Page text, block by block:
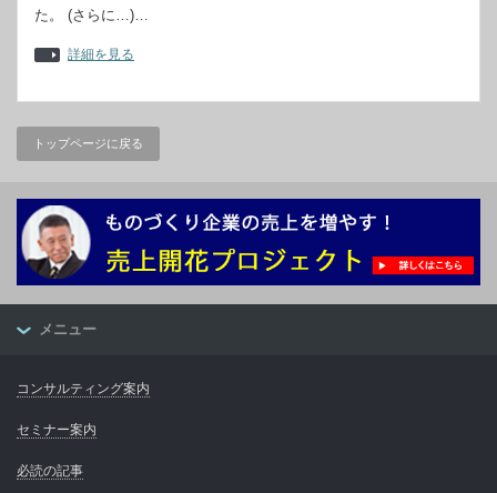
た。 (さらに…)…
詳細を見る
トップページに戻る
メニュー
コンサルティング案内
セミナー案内
必読の記事